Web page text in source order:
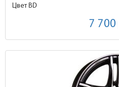
Цвет BD
7 700